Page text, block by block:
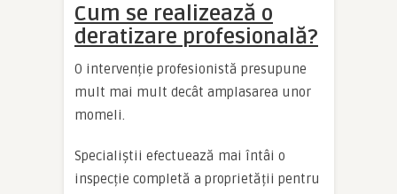
Cum se realizează o
deratizare profesională?
O intervenție profesionistă presupune
mult mai mult decât amplasarea unor
momeli.
Specialiștii efectuează mai întâi o
inspecție completă a proprietății pentru